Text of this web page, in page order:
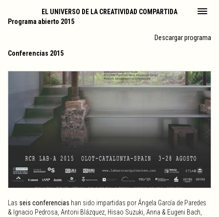
EL UNIVERSO DE LA CREATIVIDAD COMPARTIDA
Programa abierto 2015
Descargar programa
Conferencias 2015
Las seis conferencias han sido impartidas por Ángela García de Paredes
& Ignacio Pedrosa, Antoni Blázquez, Hisao Suzuki, Anna & Eugeni Bach,